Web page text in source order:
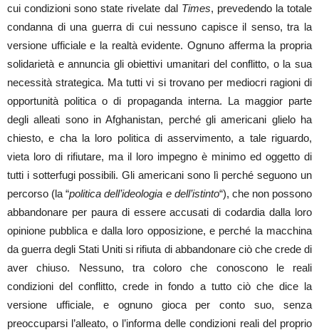
cui condizioni sono state rivelate dal Times, prevedendo la totale
condanna di una guerra di cui nessuno capisce il senso, tra la
versione ufficiale e la realtà evidente. Ognuno afferma la propria
solidarietà e annuncia gli obiettivi umanitari del conflitto, o la sua
necessità strategica. Ma tutti vi si trovano per mediocri ragioni di
opportunità politica o di propaganda interna. La maggior parte
degli alleati sono in Afghanistan, perché gli americani glielo ha
chiesto, e cha la loro politica di asservimento, a tale riguardo,
vieta loro di rifiutare, ma il loro impegno è minimo ed oggetto di
tutti i sotterfugi possibili. Gli americani sono lì perché seguono un
percorso (la “politica dell’ideologia e dell’istinto“), che non possono
abbandonare per paura di essere accusati di codardia dalla loro
opinione pubblica e dalla loro opposizione, e perché la macchina
da guerra degli Stati Uniti si rifiuta di abbandonare ciò che crede di
aver chiuso. Nessuno, tra coloro che conoscono le reali
condizioni del conflitto, crede in fondo a tutto ciò che dice la
versione ufficiale, e ognuno gioca per conto suo, senza
preoccuparsi l’alleato, o l’informa delle condizioni reali del proprio